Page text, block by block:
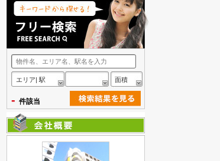
エリア| 駅 面積
- 件該当